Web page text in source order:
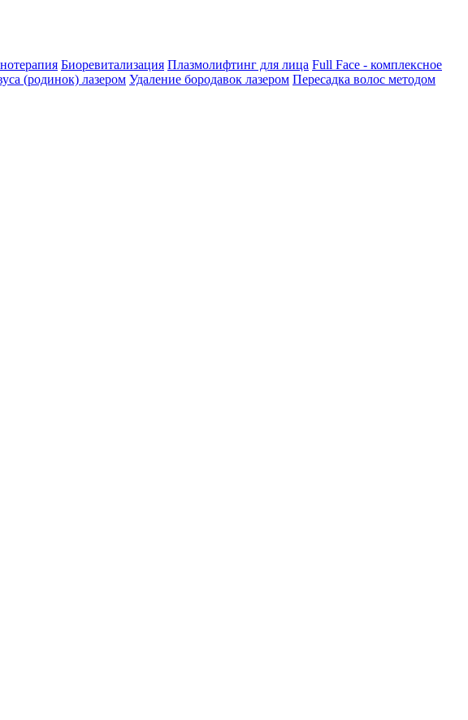
Биоревитализация Плазмолифтинг для лица Full Face - комплексное
(родинок) лазером Удаление бородавок лазером Пересадка волос методом